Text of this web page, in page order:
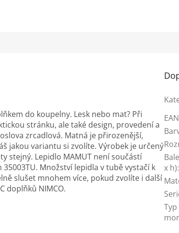
do koupelny. Lesk nebo mat? Při
stránku, ale také design, provedení a
zrcadlová. Matná je přirozenější,
jakou variantu si zvolíte. Výrobek je určený
stejný. Lepidlo MAMUT není součástí
Množství lepidla v tubě vystačí k
slušet mnohem více, pokud zvolíte i další
doplňků NIMCO.
EAN
x h):
Typ